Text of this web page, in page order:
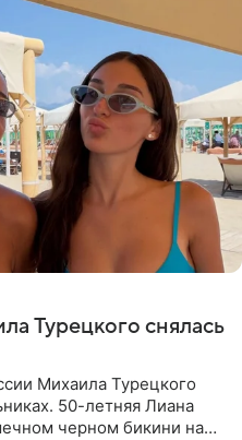
Турецкого снялась
Михаила Турецкого
50-летняя Лиана
черном бикини на